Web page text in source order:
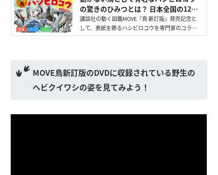
の驚きのひみつとは？ 日本全国の12羽
をご紹介！ - 講談社の動く図鑑MOVE｜
講談社
講談社の動く図鑑MOVE『鳥 新訂版』発売記念と
して、表紙を飾るハシビロコウを専門家のコラム
MOVE鳥新訂版のDVDに収録されている野生の
ヘビクイワシの姿を見てみよう！